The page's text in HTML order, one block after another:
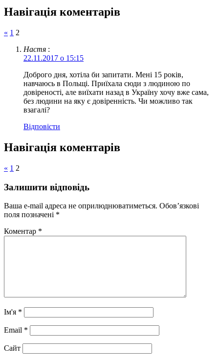
Навігація коментарів
« 1 2
Настя :
22.11.2017 о 15:15
Доброго дня, хотіла би запитати. Мені 15 років,
навчаюсь в Польщі. Приїхала сюди з людиною по
довіреності, але виїхати назад в Україну хочу вже сама,
без людини на яку є довіренність. Чи можливо так
взагалі?
Відповіcти
Навігація коментарів
« 1 2
Залишити відповідь
Ваша e-mail адреса не оприлюднюватиметься. Обов’язкові
поля позначені *
Коментар *
Ім'я *
Email *
Сайт